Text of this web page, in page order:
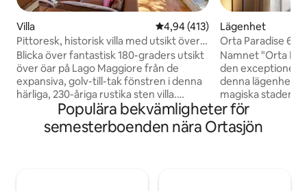
Villa 4,94 av 5 i genomsnittligt
4,94 (413)
Pittoresk, historisk villa med utsikt över
ön
Blicka över fantastisk 180-graders utsikt
över öar på Lago Maggiore från de
expansiva, golv-till-tak fönstren i denna
härliga, 230-åriga rustika sten villa.
Antika möbler kompletterar perfekt den
historiska arkitekturen. Huset ligger på 3
våningar så det krävs en hel del
Lägenhet
Orta Paradise 6
Namnet "Orta
den
denna lägenhet,
magiska staden
erbjuda
mitt i den
de mest
Populära bekvämligheter för
semesterboenden nära Ortasjön